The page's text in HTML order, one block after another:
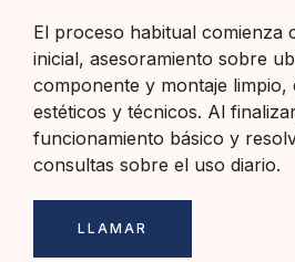
El proceso habitual comienza
inicial, asesoramiento sobre
componente y montaje limpio,
estéticos y técnicos. Al
funcionamiento básico y
consultas sobre el uso diario.
LLAMAR